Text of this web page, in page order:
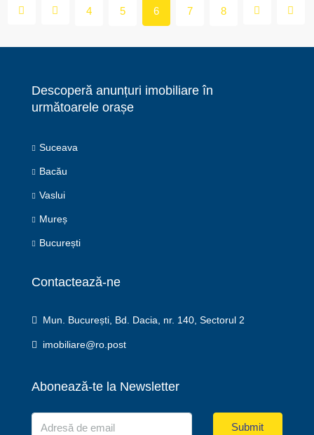
4 5 6 7 8
Descoperă anunțuri imobiliare în
următoarele orașe
Suceava
Bacău
Vaslui
Mureș
București
Contactează-ne
Mun. București, Bd. Dacia, nr. 140, Sectorul 2
imobiliare@ro.post
Abonează-te la Newsletter
Submit